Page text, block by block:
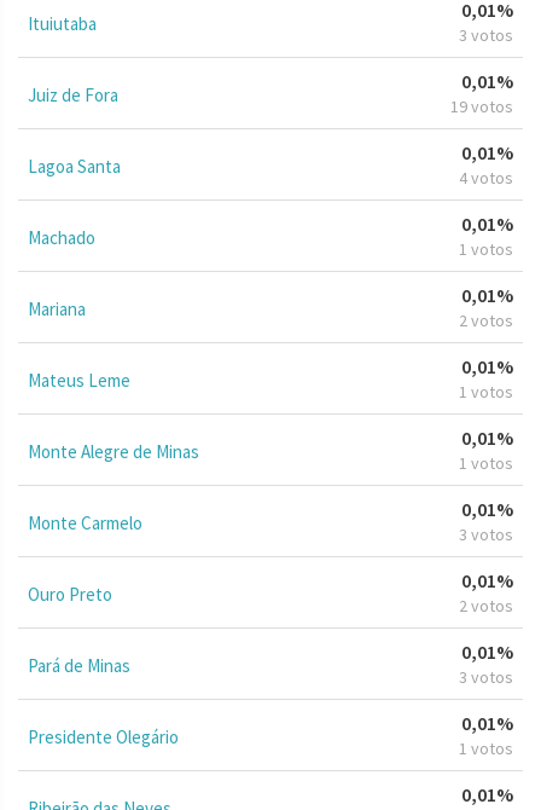
Ituiutaba
0,01%
3 votos
Juiz de Fora
0,01%
19 votos
Lagoa Santa
0,01%
4 votos
Machado
0,01%
1 votos
Mariana
0,01%
2 votos
Mateus Leme
0,01%
1 votos
Monte Alegre de Minas
0,01%
1 votos
Monte Carmelo
0,01%
3 votos
Ouro Preto
0,01%
2 votos
Pará de Minas
0,01%
3 votos
Presidente Olegário
0,01%
1 votos
0,01%